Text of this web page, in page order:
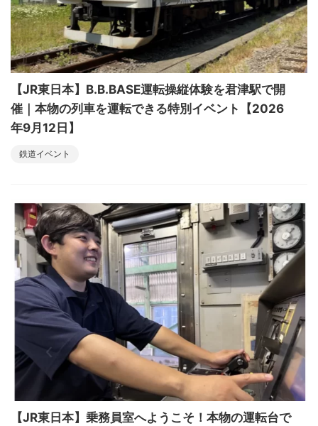
【JR東日本】B.B.BASE運転操縦体験を君津駅で開
催｜本物の列車を運転できる特別イベント【2026
年9月12日】
鉄道イベント
【JR東日本】乗務員室へようこそ！本物の運転台で